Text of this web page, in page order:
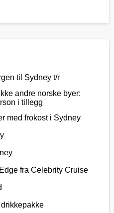
til Sydney t/r
andre norske byer:
i tillegg
med frokost i Sydney
fra Celebrity Cruise